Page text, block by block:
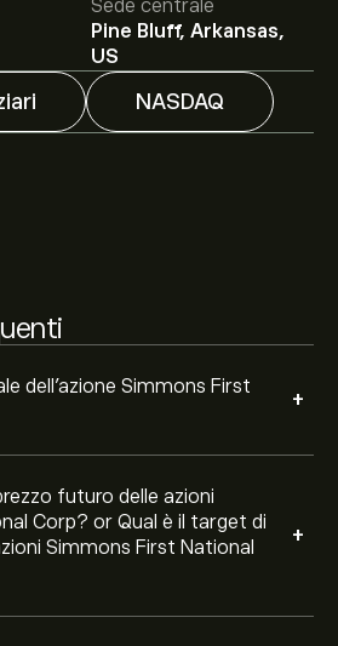
Sede centrale
Pine Bluff, Arkansas,
US
NASDAQ
dell'azione Simmons First
+
futuro delle azioni
Corp? or Qual è il target di
Simmons First National
+
per le azioni Simmons First
Iscrivitisu eToro per
analisti e obiettivi di prezzo.
per le azioni Simmons First
su tendenze di mercato, rapporti
Consulta le previsioni
di 4 analisti per SFNC
generale è Attendi.